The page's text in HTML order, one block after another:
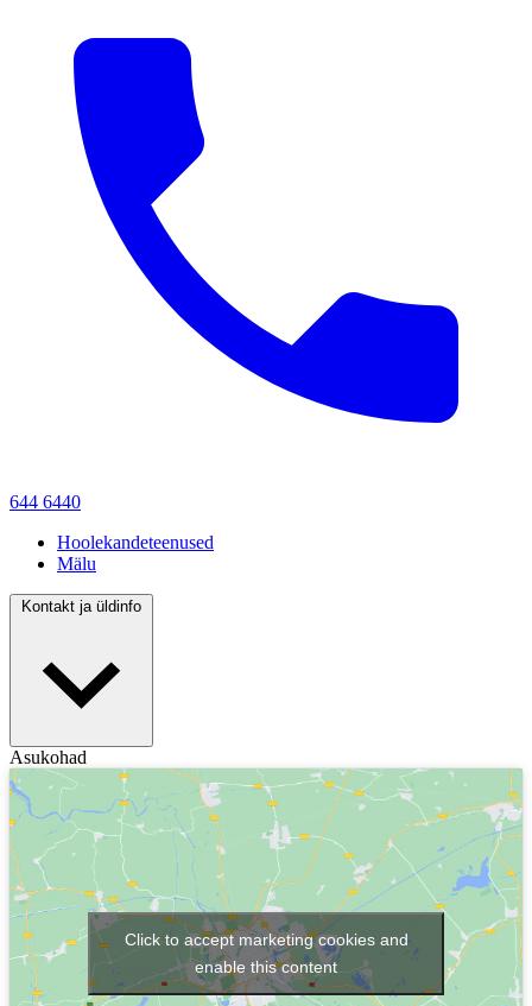
644 6440
Hoolekandeteenused
Mälu
Kontakt ja üldinfo
Asukohad
Click to accept marketing cookies and
enable this content